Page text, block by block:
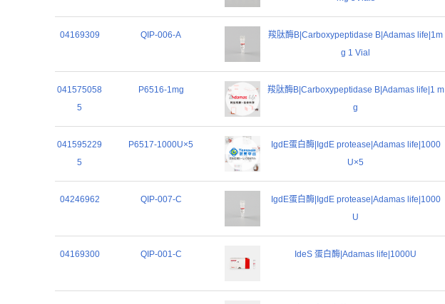
04169309 QIP-006-A
羧肽酶B|Carboxypeptidase B|Adamas life|1m
g 1 Vial
041575058
5
P6516-1mg
羧肽酶B|Carboxypeptidase B|Adamas life|1 m
g
041595229
5
P6517-1000U×5
IgdE蛋白酶|IgdE protease|Adamas life|1000
U×5
04246962 QIP-007-C
IgdE蛋白酶|IgdE protease|Adamas life|1000
U
04169300 QIP-001-C IdeS 蛋白酶|Adamas life|1000U